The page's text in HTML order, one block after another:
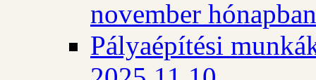
november hónapban
Pályaépítési